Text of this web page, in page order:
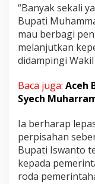
a
“Banyak sekali
Bupati
mau berbagi
melanjutkan
didampingi
Baca juga: Aceh
Syech
Ia berharap
perpisahan
Bupati Iswanto
kepada
roda